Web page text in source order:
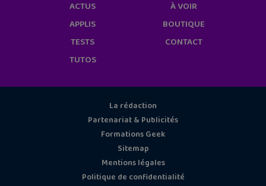
ACTUS
APPLIS
TESTS
TUTOS
À VOIR
BOUTIQUE
CONTACT
La rédaction
Partenariat & Publicités
Formations Geek
Sitemap
Mentions légales
Politique de confidentialité